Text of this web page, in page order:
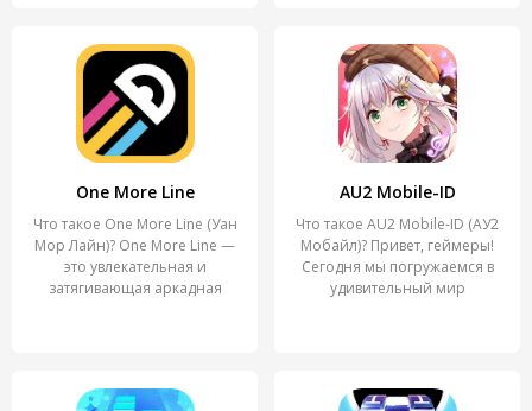
One More Line
Что такое One More Line (Уан
Мор Лайн)? One More Line —
это увлекательная и
затягивающая аркадная
AU2 Mobile-ID
Что такое AU2 Mobile-ID (АУ2
Мобайл)? Привет, геймеры!
Сегодня мы погружаемся в
удивительный мир